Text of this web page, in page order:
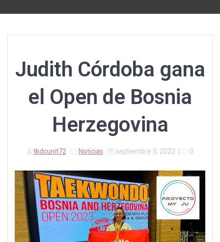
Judith Córdoba gana
el Open de Bosnia
Herzegovina
tkdcunit72 Noticias septiembre 3, 2023 0